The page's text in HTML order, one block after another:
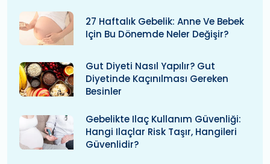
27 Haftalık Gebelik: Anne Ve Bebek
Için Bu Dönemde Neler Değişir?
Gut Diyeti Nasıl Yapılır? Gut
Diyetinde Kaçınılması Gereken
Besinler
Gebelikte Ilaç Kullanım Güvenliği:
Hangi Ilaçlar Risk Taşır, Hangileri
Güvenlidir?